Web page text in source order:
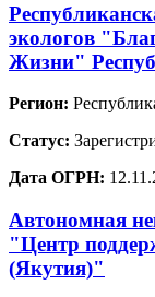
экологов
Жизни"
Регион:
Статус:
Дата ОГРН:
Автономная
"Центр
(Якутия)"